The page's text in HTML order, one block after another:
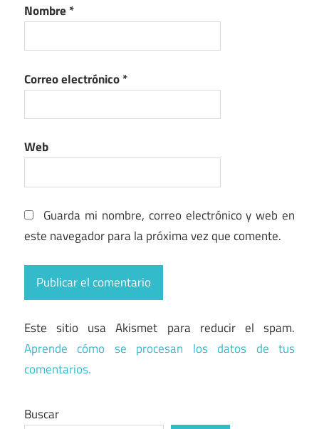
Nombre *
Correo electrónico*
Web
Guarda mi nombre, correo electrónico y web en
este navegador para la próxima vez que comente.
Este sitio usa Akismet para reducir el spam.
Aprende cómo se procesan los datos de tus
comentarios.
Buscar